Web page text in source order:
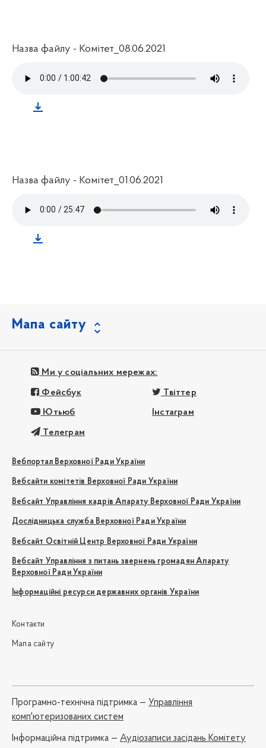
Назва файлу - Комітет_08.06.2021
Назва файлу - Комітет_01.06.2021
Мапа сайту
Ми у соціальних мережах:
Фейсбук Твіттер
Ютьюб Інстаграм
Телеграм
Вебпортал Верховної Ради України
Вебсайти комітетів Верховної Ради України
Вебсайт Управління кадрів Апарату Верховної Ради України
Дослідницька служба Верховної Ради України
Вебсайт Освітній Центр Верховної Ради України
Вебсайт Управління з питань звернень громадян Апарату
Верховної Ради України
Інформаційні ресурси державних органів України
Контакти
Мапа сайту
Програмно-технічна підтримка — Управління
комп'ютеризованих систем
Iнформаційна підтримка — Аудіозаписи засідань Комітету